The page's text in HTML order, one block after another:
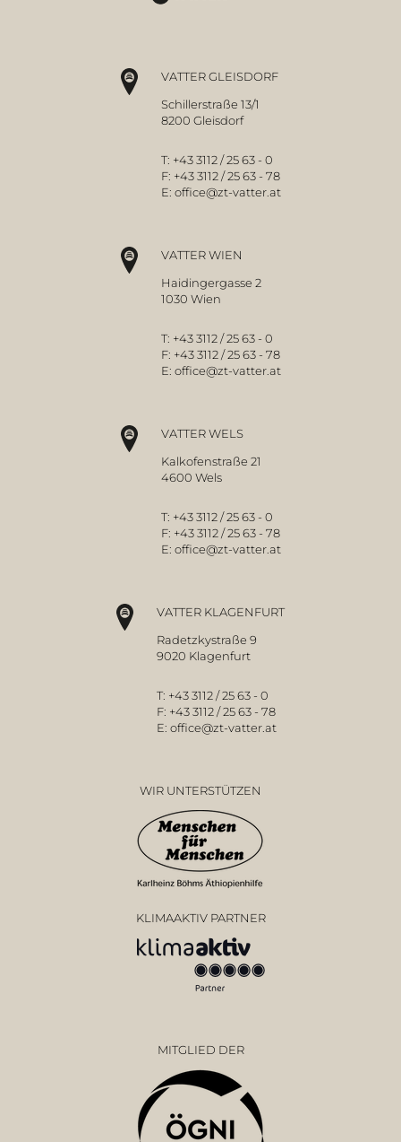
VATTER GLEISDORF
Schillerstraße 13/1
8200 Gleisdorf
T: +43 3112 / 25 63 - 0
F: +43 3112 / 25 63 - 78
E: office@zt-vatter.at
VATTER WIEN
Haidingergasse 2
1030 Wien
T: +43 3112 / 25 63 - 0
F: +43 3112 / 25 63 - 78
E: office@zt-vatter.at
VATTER WELS
Kalkofenstraße 21
4600 Wels
T: +43 3112 / 25 63 - 0
F: +43 3112 / 25 63 - 78
E: office@zt-vatter.at
VATTER KLAGENFURT
Radetzkystraße 9
9020 Klagenfurt
T: +43 3112 / 25 63 - 0
F: +43 3112 / 25 63 - 78
E: office@zt-vatter.at
WIR UNTERSTÜTZEN
KLIMAAKTIV PARTNER
MITGLIED DER